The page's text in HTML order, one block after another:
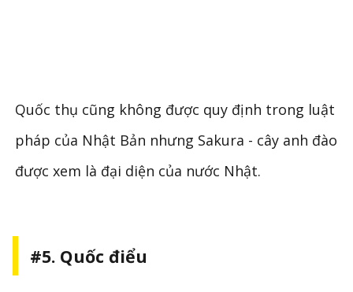
Quốc thụ cũng không được quy định trong luật
pháp của Nhật Bản nhưng Sakura - cây anh đào
được xem là đại diện của nước Nhật.
#5. Quốc điểu